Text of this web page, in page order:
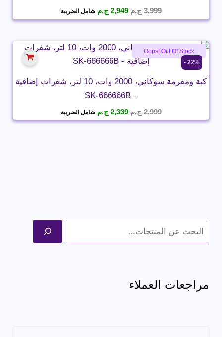
3,999 ج.م السعر
الأصلي
2,949 ج.م السعر
الحالي
شامل الضريبة
22% -
كبة ومفرمة سوكاني، 2000 وات، 10 لتر، شفرات إضافية
– SK-666666B
2,999 ج.م السعر
الأصلي
2,339 ج.م السعر
الحالي
شامل الضريبة
Oops! Out Of Stock
ل
مراجعات العملاء